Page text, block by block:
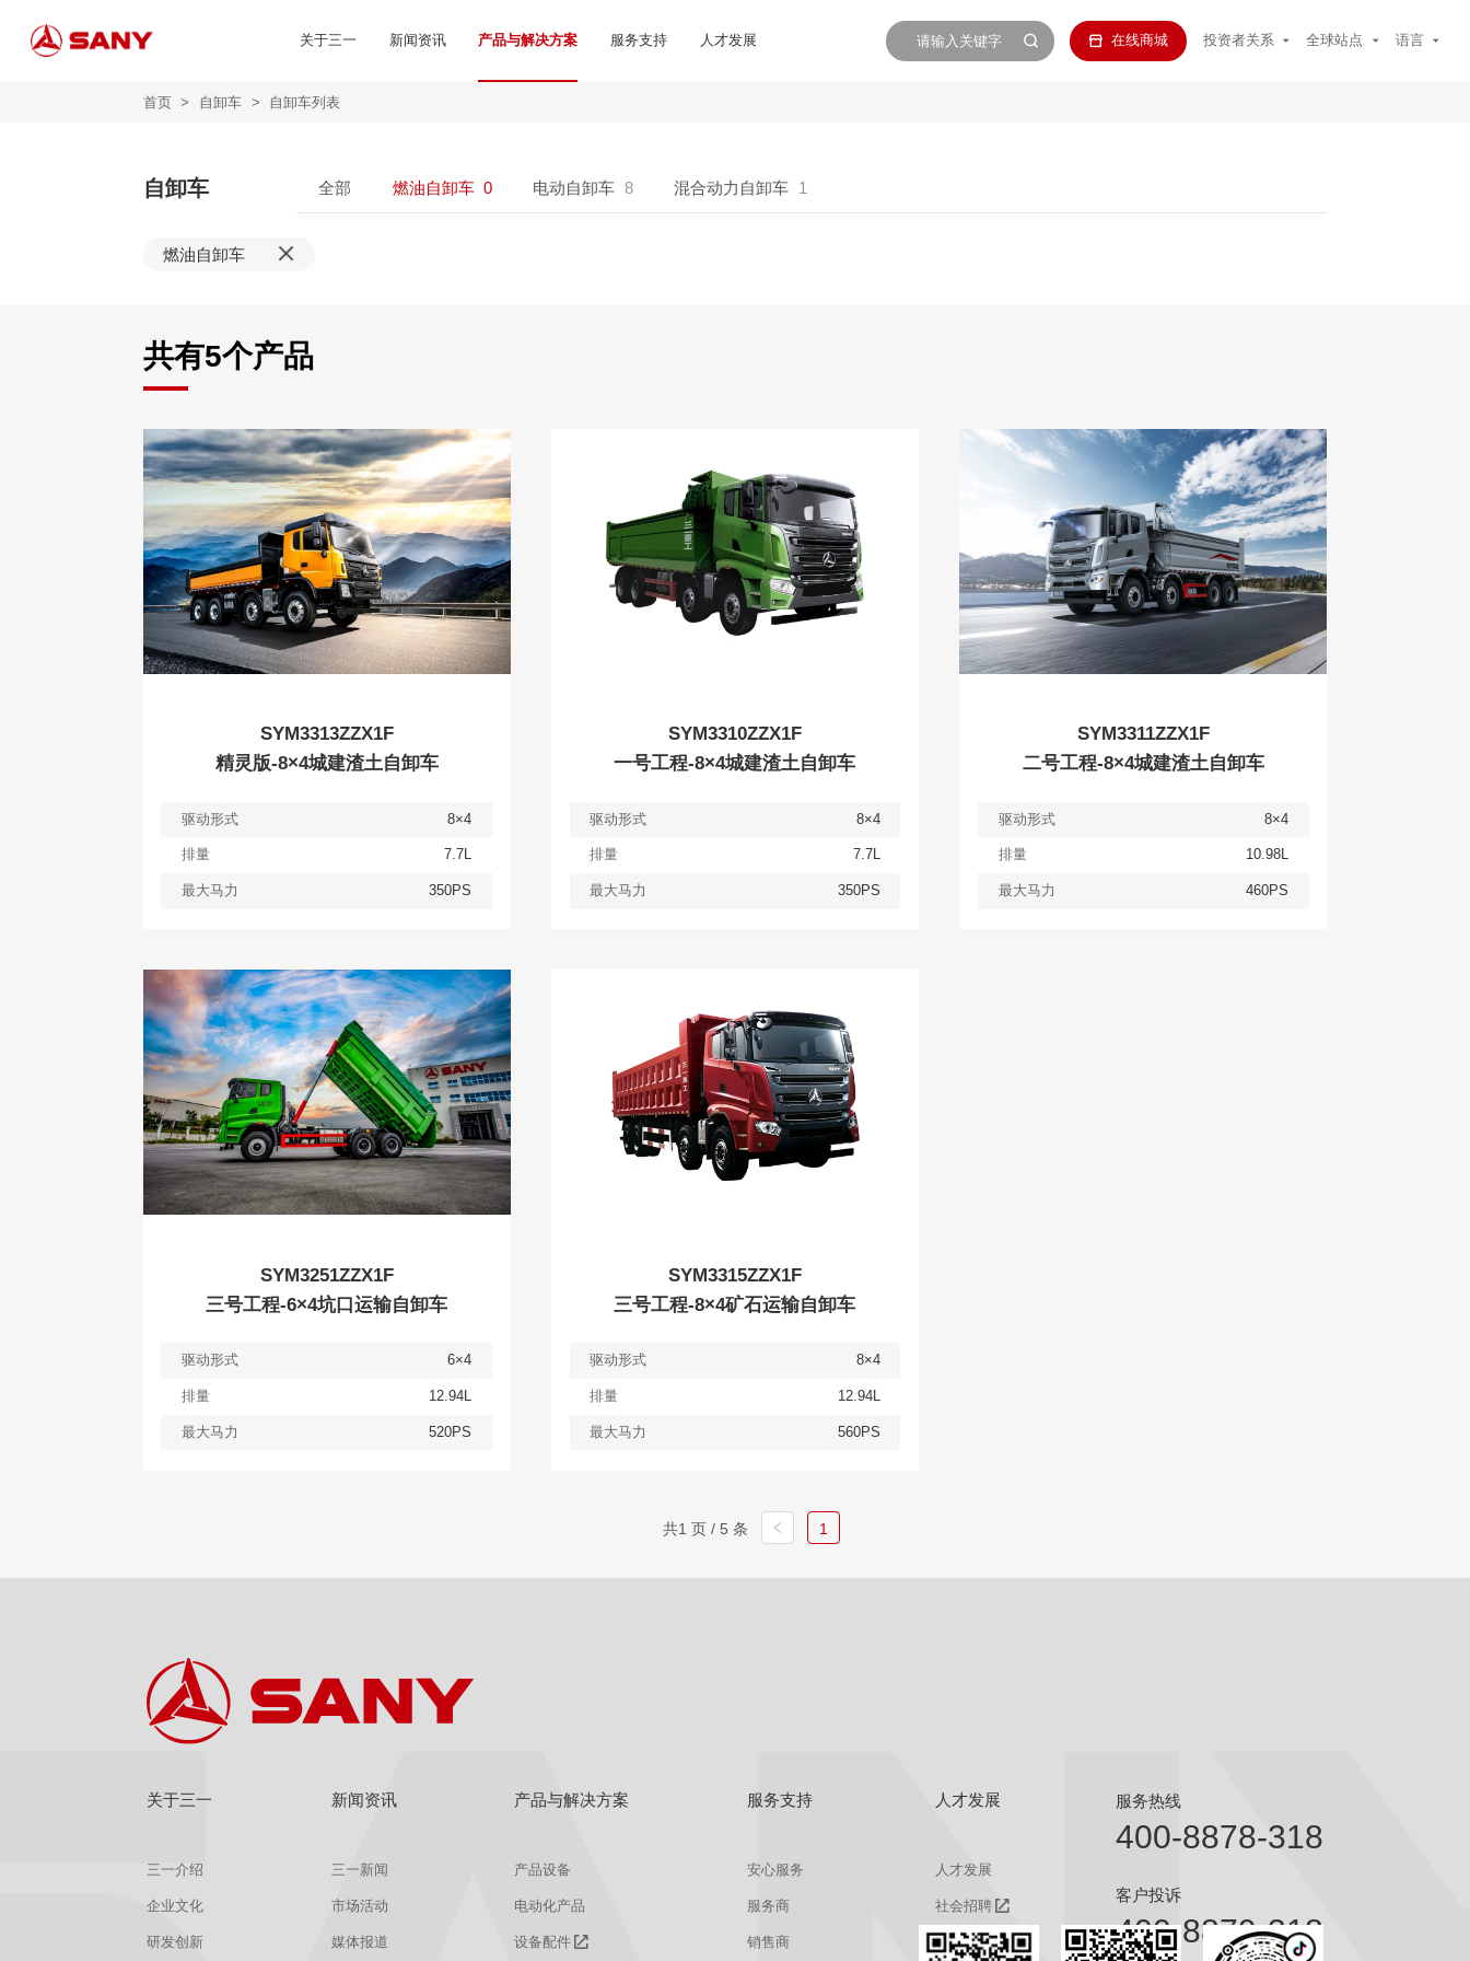
关于三一 新闻资讯 产品与解决方案 服务支持 人才发展 在线商城 投资者关系 全球站点 语言
首页 > 自卸车 > 自卸车列表
自卸车 全部 燃油自卸车 0 电动自卸车 8 混合动力自卸车 1
燃油自卸车
共有5个产品
SYM3313ZZX1F
精灵版-8×4城建渣土自卸车
驱动形式 8×4
排量 7.7L
最大马力 350PS
查看详情 获取报价
SYM3310ZZX1F
一号工程-8×4城建渣土自卸车
驱动形式 8×4
排量 7.7L
最大马力 350PS
SYM3311ZZX1F
二号工程-8×4城建渣土自卸车
驱动形式 8×4
排量 10.98L
最大马力 460PS
SYM3251ZZX1F
三号工程-6×4坑口运输自卸车
驱动形式 6×4
排量 12.94L
最大马力 520PS
SYM3315ZZX1F
三号工程-8×4矿石运输自卸车
驱动形式 8×4
排量 12.94L
最大马力 560PS
查看 详情 获取报价
共1 页 / 5 条 1
关于三一
三一介绍
企业文化
研发创新
新闻资讯
三一新闻
市场活动
媒体报道
产品与解决方案
产品设备
电动化产品
设备配件
服务支持
安心服务
服务商
销售商
人才发展
人才发展
社会招聘
校园招聘
服务热线
400-8878-318
客户投诉
400-8879-318